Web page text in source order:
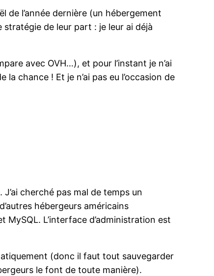
de l’année dernière (un hébergement
de leur part : je leur ai déjà
avec OVH…), et pour l’instant je n’ai
chance ! Et je n’ai pas eu l’occasion de
cherché pas mal de temps un
hébergeurs américains
L’interface d’administration est
(donc il faut tout sauvegarder
le font de toute manière).